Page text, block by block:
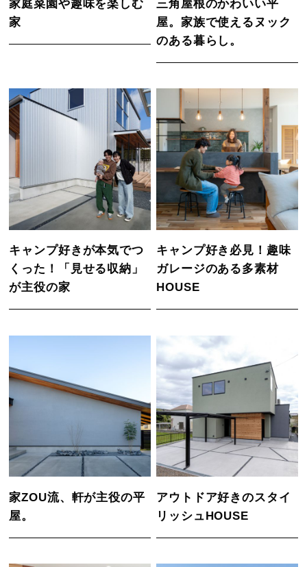
家庭菜園や趣味を楽しむ
家
三角屋根のかわいい平
屋。家族で使えるヌック
のある暮らし。
キャンプ好きが本気でつ
くった！「見せる収納」
が主役の家
キャンプ好き必見！趣味
ガレージのある多素材
HOUSE
家ZOU流、軒が主役の平
屋。
アウトドア好きのスタイ
リッシュHOUSE